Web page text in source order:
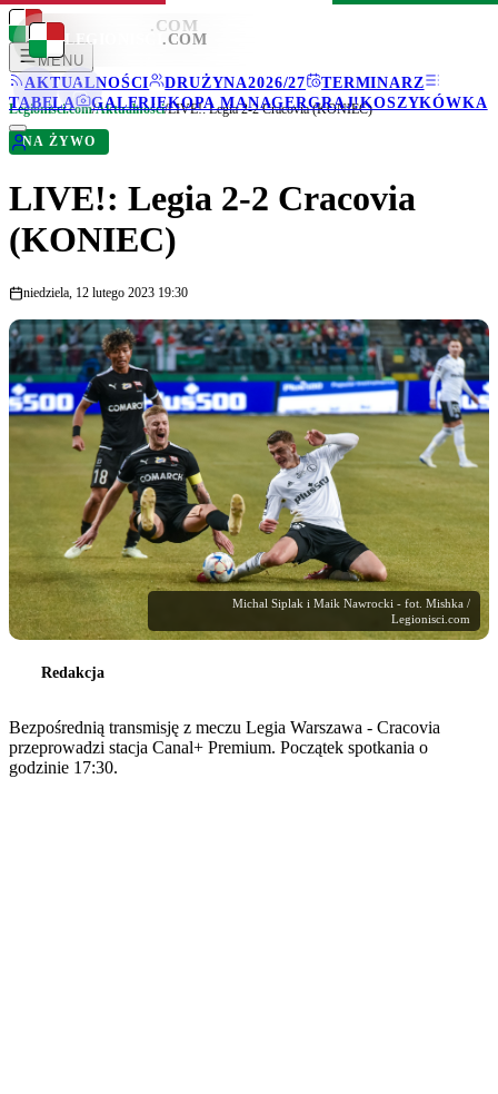
LEGIONISCI .COM
MENU
AKTUALNOŚCI
DRUŻYNA2026/27
TERMINARZ
TABELA
GALERIEKOPA MANAGERGRAJ!KOSZYKÓWKA
LEGIONISCI .COM
Legionisci.com/Aktualności/LIVE!: Legia 2-2 Cracovia (KONIEC)
NA ŻYWO
LIVE!: Legia 2-2 Cracovia
(KONIEC)
niedziela, 12 lutego 2023 19:30
Michal Siplak i Maik Nawrocki - fot. Mishka /
Legionisci.com
Redakcja
Bezpośrednią transmisję z meczu Legia Warszawa - Cracovia
przeprowadzi stacja Canal+ Premium. Początek spotkania o
godzinie 17:30.